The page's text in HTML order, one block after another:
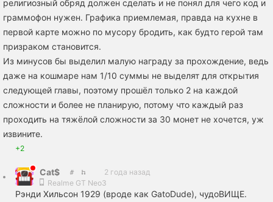
религиозный обряд должен сделать и не понял для чего код и
граммофон нужен. Графика приемлемая, правда на кухне в
первой карте можно по мусору бродить, как будто герой там
призраком становится.
Из минусов бы выделил малую награду за прохождение, ведь
даже на кошмаре нам 1/10 суммы не выделят для открытия
следующей главы, поэтому прошёл только 2 на каждой
сложности и более не планирую, потому что каждый раз
проходить на тяжёлой сложности за 30 монет не хочется, уж
извините.
+2
Cat$
2 года назад
Realme GT Neo3
Рэнди Хильсон 1929 (вроде как GatoDude), чудоВИЩЕ.